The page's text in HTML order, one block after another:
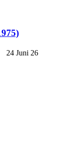
24 Juni 26